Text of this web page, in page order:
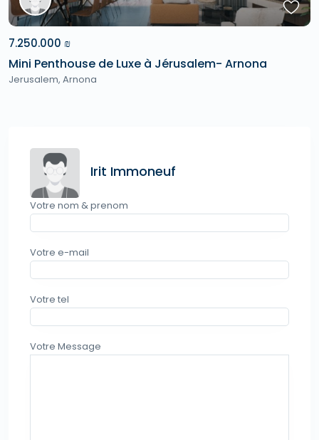
7.250.000 ₪
Mini Penthouse de Luxe à Jérusalem- Arnona
Jerusalem, Arnona
Irit Immoneuf
Votre nom & prenom
Votre e-mail
Votre tel
Votre Message